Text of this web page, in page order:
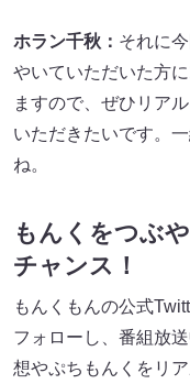
ホラン千秋： それに
やいていただいた方
ますので、ぜひリア
いただきたいです。
ね。
もんくをつぶ
チャンス！
もんくもんの公式
フォローし、番組放
想やぷちもんくをリ